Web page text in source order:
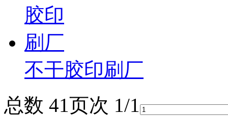
有
机
肥
设
备
州
有
肥
设
不干胶印刷厂
总数 41页次 1/1